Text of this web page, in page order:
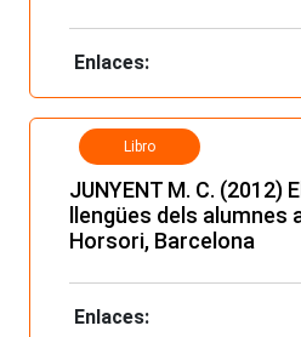
Enlaces:
Libro
JUNYENT M. C. (2012)
llengües dels alumnes
Horsori, Barcelona
Enlaces: